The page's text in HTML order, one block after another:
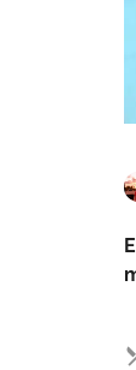
Einback kenne ich noch aus meiner Jugend: Fluffige, faserige Hefeteile die das Frühstück das Aufstehen wert